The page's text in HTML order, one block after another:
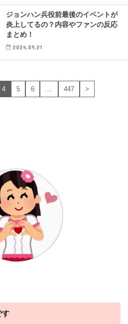
ジョンハン兵役前最後のイベントが
炎上してるの？内容やファンの反応
まとめ！
2024.09.21
4 5 6 … 447 >
す